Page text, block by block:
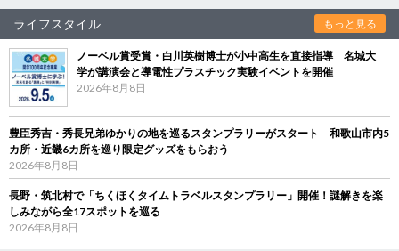
ライフスタイル もっと見る
ノーベル賞受賞・白川英樹博士が小中高生を直接指導 名城大
学が講演会と導電性プラスチック実験イベントを開催
2026年8月8日
豊臣秀吉・秀長兄弟ゆかりの地を巡るスタンプラリーがスタート 和歌山市内5
カ所・近畿6カ所を巡り限定グッズをもらおう
2026年8月8日
長野・筑北村で「ちくほくタイムトラベルスタンプラリー」開催！謎解きを楽
しみながら全17スポットを巡る
2026年8月8日